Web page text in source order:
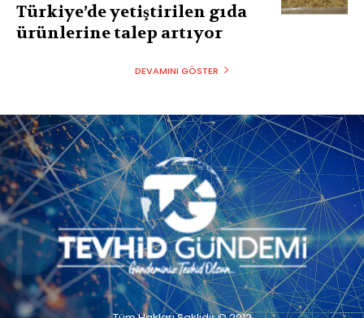
Türkiye’de yetiştirilen gıda
ürünlerine talep artıyor
DEVAMINI GÖSTER